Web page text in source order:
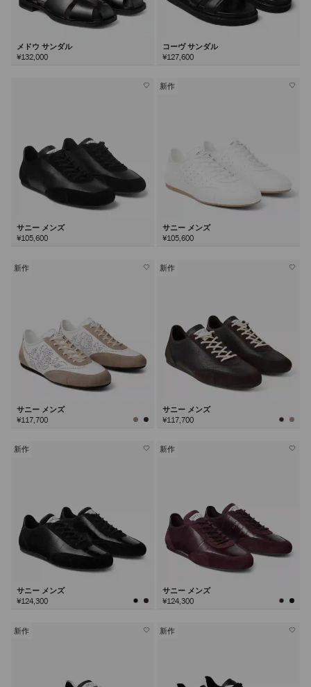
メドウ サンダル
¥132,000
コーヴ サンダル
¥127,600
サニー メンズ
¥105,600
新作
サニー メンズ
¥105,600
新作
サニー メンズ
¥117,700
新作
サニー メンズ
¥117,700
新作
サニー メンズ
¥124,300
新作
サニー メンズ
¥124,300
新作 新作